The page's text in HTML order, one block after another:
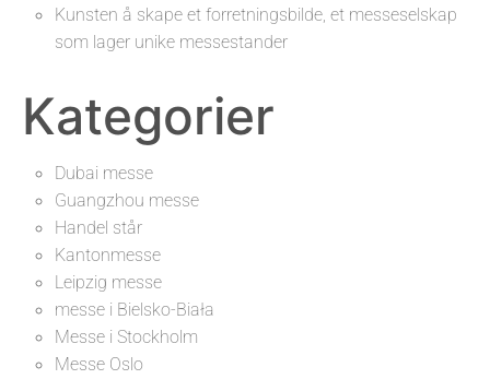
Kunsten å skape et forretningsbilde, et messeselskap
som lager unike messestander
Kategorier
Dubai messe
Guangzhou messe
Handel står
Kantonmesse
Leipzig messe
messe i Bielsko-Biała
Messe i Stockholm
Messe Oslo